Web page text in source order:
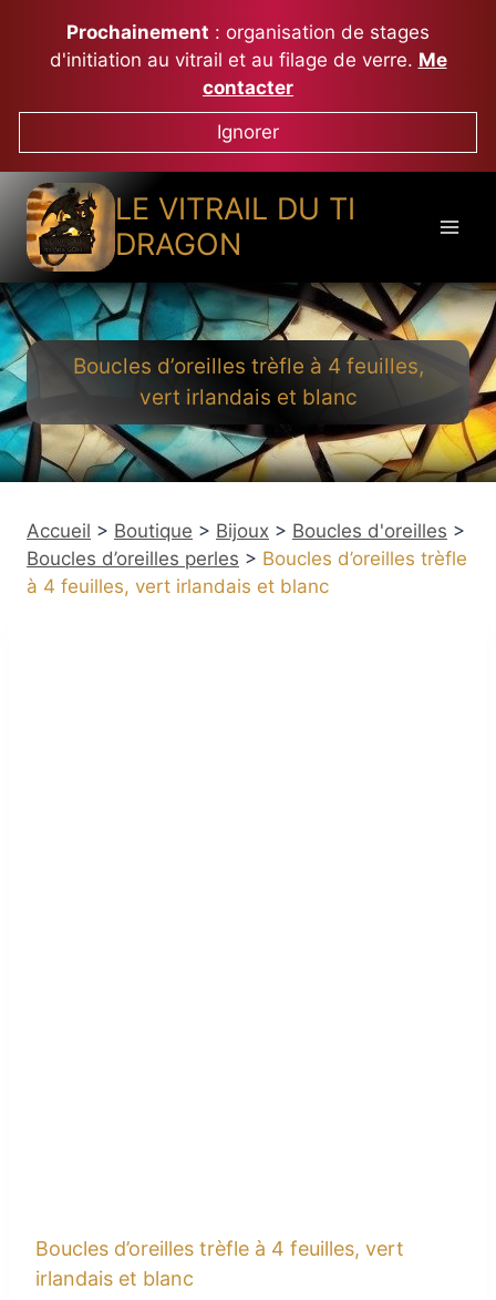
contenu
Prochainement : organisation de stages
d'initiation au vitrail et au filage de verre. Me
contacter
Ignorer
LE VITRAIL DU TI
DRAGON
Boucles d’oreilles trèfle à 4 feuilles,
vert irlandais et blanc
Accueil > Boutique > Bijoux > Boucles d'oreilles >
Boucles d’oreilles perles > Boucles d’oreilles trèfle
à 4 feuilles, vert irlandais et blanc
Boucles d’oreilles trèfle à 4 feuilles, vert
irlandais et blanc